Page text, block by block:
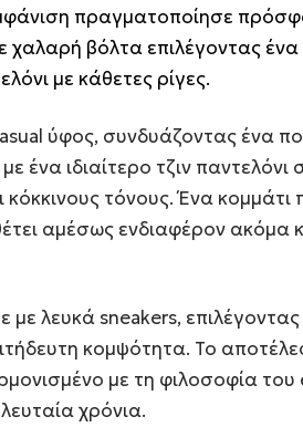
πραγματοποίησε
χαλαρή βόλτα επιλέγοντας
με κάθετες ρίγες.
ύφος, συνδυάζοντας ένα
ένα ιδιαίτερο τζιν
κόκκινους τόνους. Ένα
αμέσως ενδιαφέρον ακόμα
με λευκά sneakers,
κομψότητα. Το
με τη φιλοσοφία
χρόνια.